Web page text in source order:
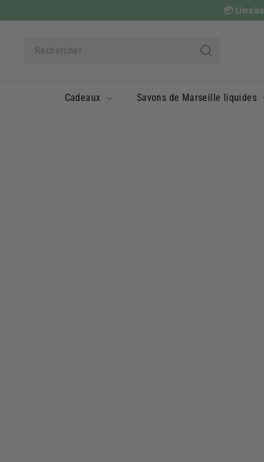
au
📦
Search
Cadeaux Savons de Marseille liquides